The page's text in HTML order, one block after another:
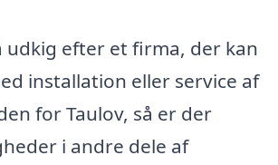
udkig efter et firma, der kan
installation eller service af
for Taulov, så er der
i andre dele af